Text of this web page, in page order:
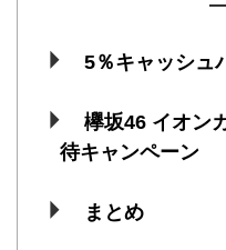
5％キャッシュ
欅坂46 イオン
待キャンペーン
まとめ